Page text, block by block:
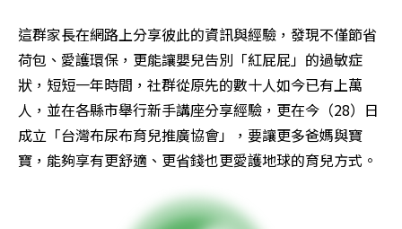
這群家長在網路上分享彼此的資訊與經驗，發現不僅節省
荷包、愛護環保，更能讓嬰兒告別「紅屁屁」的過敏症
狀，短短一年時間，社群從原先的數十人如今已有上萬
人，並在各縣市舉行新手講座分享經驗，更在今（28）日
成立「台灣布尿布育兒推廣協會」，要讓更多爸媽與寶
寶，能夠享有更舒適、更省錢也更愛護地球的育兒方式。